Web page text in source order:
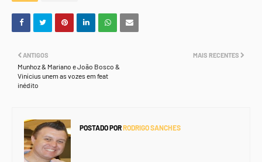
MAIS RECENTES
ANTIGOS
Munhoz & Mariano e João Bosco &
Vinícius unem as vozes em feat
inédito
POSTADO PORRODRIGO SANCHES